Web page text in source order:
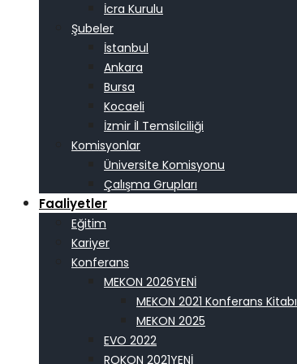
İcra Kurulu
Şubeler
İstanbul
Ankara
Bursa
Kocaeli
İzmir İl Temsilciliği
Komisyonlar
Üniversite Komisyonu
Çalışma Grupları
Faaliyetler
Eğitim
Kariyer
Konferans
MEKON 2026
MEKON 2021 Konferans Kitabı
MEKON 2025
EVO 2022
ROKON 2021